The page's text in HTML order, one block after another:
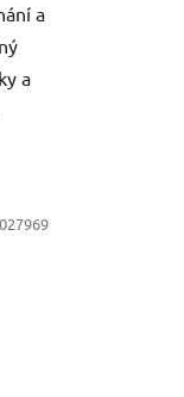
a
a